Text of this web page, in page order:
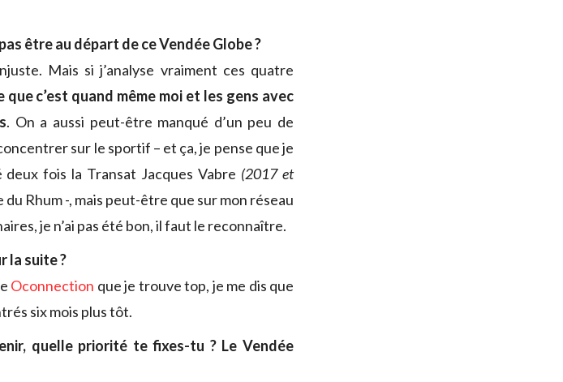
être au départ de ce Vendée Globe ?
Mais si j’analyse vraiment ces quatre
que c’est quand même moi et les gens avec
. On a aussi peut-être manqué d’un peu de
sur le sportif – et ça, je pense que je
fois la Transat Jacques Vabre (2017 et
Rhum -, mais peut-être que sur mon réseau
je n’ai pas été bon, il faut le reconnaître.
la suite ?
Oconnection que je trouve top, je me dis que
six mois plus tôt.
quelle priorité te fixes-tu ? Le Vendée